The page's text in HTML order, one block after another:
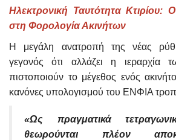
Ηλεκτρονική Ταυτότητα
στη Φορολογία Ακινήτων
Η μεγάλη ανατροπή της νέας
γεγονός ότι αλλάζει η ιεραρχία
πιστοποιούν το μέγεθος ενός
κανόνες υπολογισμού του ΕΝΦΙΑ
«Ως πραγματικά
θεωρούνται πλέον